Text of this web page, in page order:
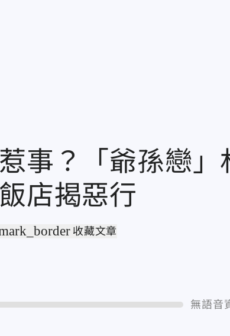
惹事？「爺孫戀
店揭惡行
收藏文章
無語音